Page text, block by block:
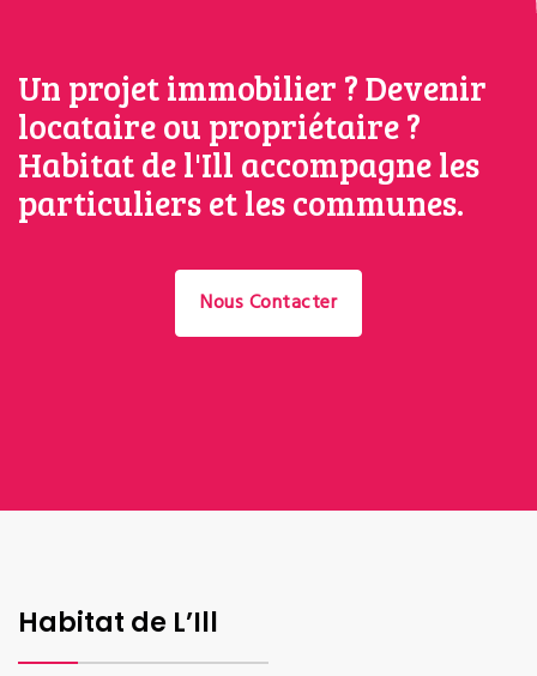
Un projet immobilier ? Devenir
locataire ou propriétaire ?
Habitat de l'Ill accompagne les
particuliers et les communes.
Nous Contacter
Habitat de L’Ill